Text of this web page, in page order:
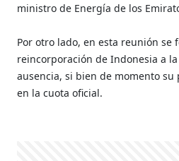
ministro de Energía de los
Por otro lado, en esta reunión se
reincorporación de Indonesia a la
ausencia, si bien de momento
en la cuota oficial.